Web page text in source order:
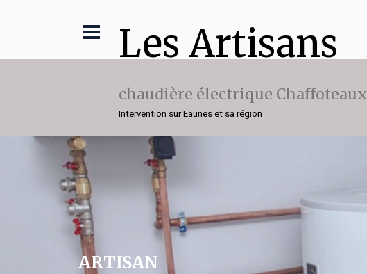
Les Artisans
chaudière électrique Chaffoteaux
Intervention sur Eaunes et sa région
ARTISAN